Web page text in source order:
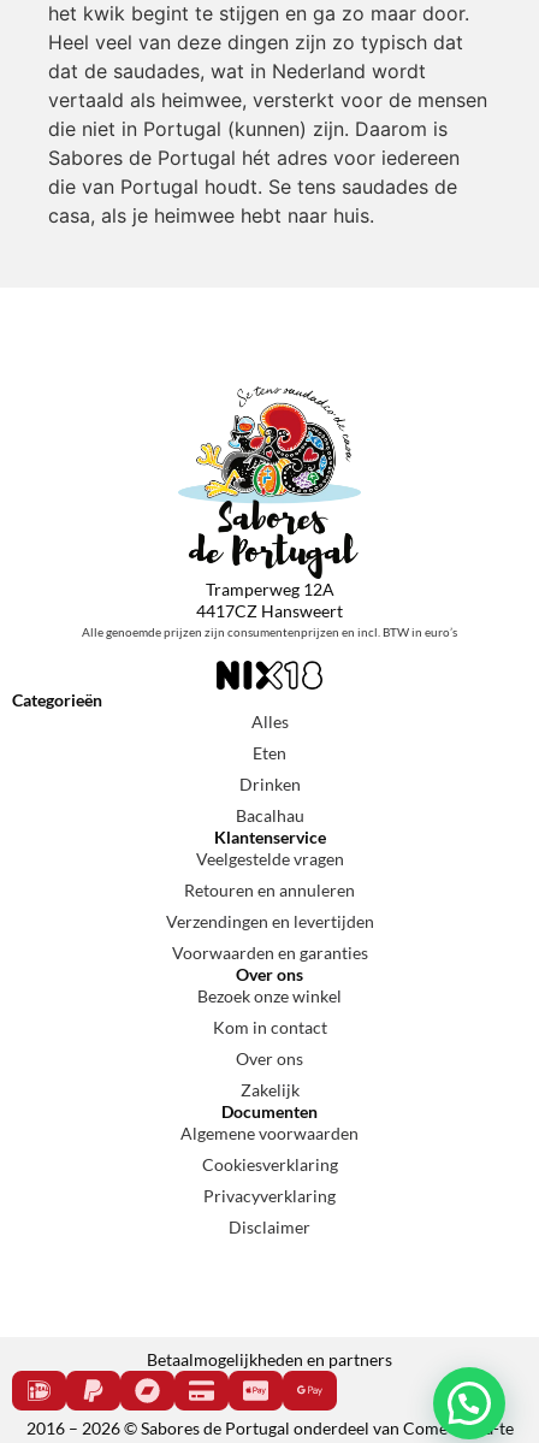
het kwik begint te stijgen en ga zo maar door.
Heel veel van deze dingen zijn zo typisch dat
dat de saudades, wat in Nederland wordt
vertaald als heimwee, versterkt voor de mensen
die niet in Portugal (kunnen) zijn. Daarom is
Sabores de Portugal hét adres voor iedereen
die van Portugal houdt. Se tens saudades de
casa, als je heimwee hebt naar huis.
Tramperweg 12A
4417CZ Hansweert
Alle genoemde prijzen zijn consumentenprijzen en incl. BTW in euro’s
Categorieën
Alles
Eten
Drinken
Bacalhau
Klantenservice
Veelgestelde vragen
Retouren en annuleren
Verzendingen en levertijden
Voorwaarden en garanties
Over ons
Bezoek onze winkel
Kom in contact
Over ons
Zakelijk
Documenten
Algemene voorwaarden
Cookiesverklaring
Privacyverklaring
Disclaimer
Betaalmogelijkheden en partners
2016 – 2026 © Sabores de Portugal onderdeel van Come e cala-te